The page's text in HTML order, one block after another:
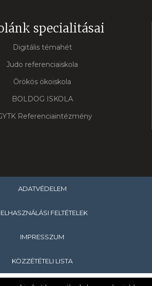
specialitásai
Digitális témahét
Judo referenciaiskola
Örökös ökoiskola
BOLDOG ISKOLA
Referenciaintézmény
ADATVÉDELEM
FELTÉTELEK
IMPRESSZUM
KÖZZÉTÉTELI LISTA